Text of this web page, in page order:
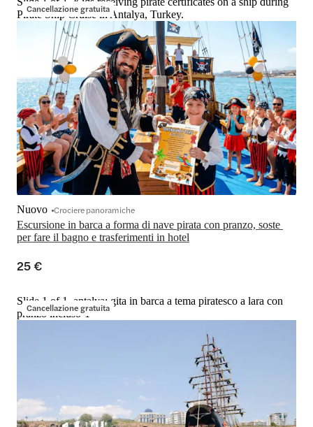
Cancellazione gratuita
Pirate Ship Cruise in Antalya, Turkey.
Escursione in barca a forma di nave pirata con pranzo, soste
per fare il bagno e trasferimenti in hotel
Nuovo Crociere panoramiche
25 €
Cancellazione gratuita
Slide 1 of 1, antalya: gita in barca a tema piratesco a lara con
pranzo incluso-1